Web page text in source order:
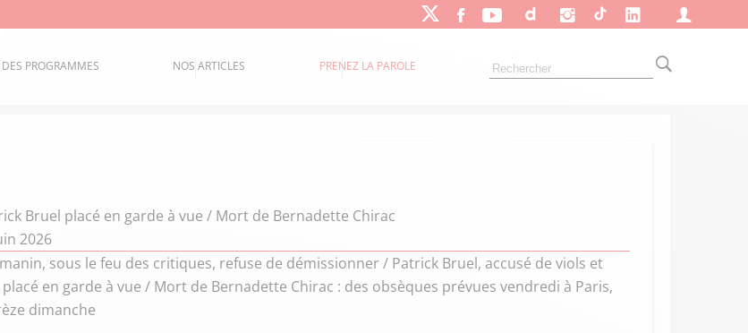
PROGRAMMES NOS ARTICLES PRENEZ LA PAROLE
Bruel placé en garde à vue / Mort de Bernadette Chirac
2026
sous le feu des critiques, refuse de démissionner / Patrick Bruel, accusé de viols et
en garde à vue / Mort de Bernadette Chirac : des obsèques prévues vendredi à Paris,
dimanche